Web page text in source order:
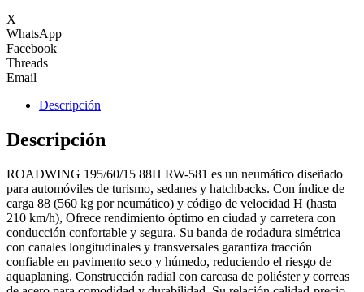
X
WhatsApp
Facebook
Threads
Email
Descripción
Descripción
ROADWING 195/60/15 88H RW-581 es un neumático diseñado
para automóviles de turismo, sedanes y hatchbacks. Con índice de
carga 88 (560 kg por neumático) y código de velocidad H (hasta
210 km/h), Ofrece rendimiento óptimo en ciudad y carretera con
conducción confortable y segura. Su banda de rodadura simétrica
con canales longitudinales y transversales garantiza tracción
confiable en pavimento seco y húmedo, reduciendo el riesgo de
aquaplaning. Construcción radial con carcasa de poliéster y correas